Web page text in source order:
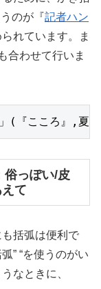
のが『 記者ハン
れています。ま
合わせて行いま
」(『こころ』,夏
俗っぽい/皮
て
括弧は便利で
” “を使うのがい
なときに、